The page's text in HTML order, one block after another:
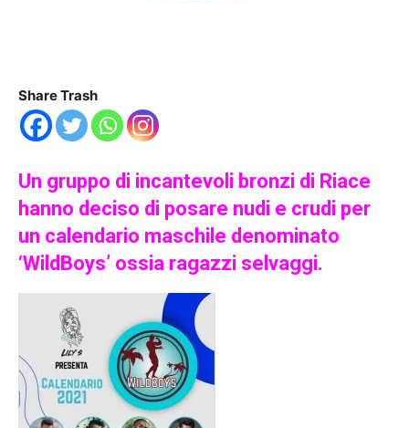
Share Trash
Un gruppo di incantevoli bronzi di Riace
hanno deciso di posare nudi e crudi per
un calendario maschile denominato
‘WildBoys’ ossia ragazzi selvaggi.